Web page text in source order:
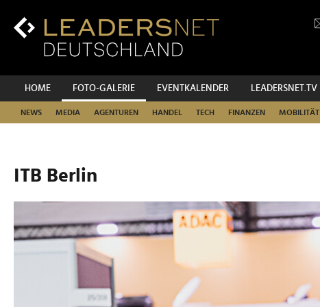
Inhalt
Hauptnavigation
HOME FOTO-GALERIE EVENTKALENDER LEADERSNET.TV
NEWS MEDIA AGENTUREN HANDEL TECH FINANZEN MOBILITÄT
ITB Berlin